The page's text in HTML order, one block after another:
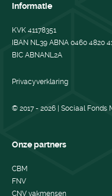
Informatie
KVK 41178351
IBAN NL39 ABNA 0460 4820
BIC ABNANL2A
Privacyverklaring
© 2017 - 2026 | Sociaal
Onze partners
CBM
FNV
CNV vakmensen